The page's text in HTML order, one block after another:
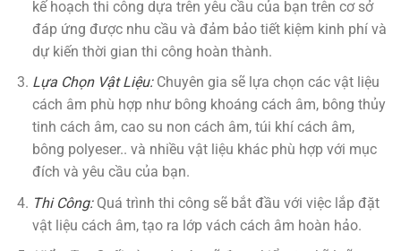
kế hoạch thi công dựa trên yêu cầu của bạn trên cơ sở
đáp ứng được nhu cầu và đảm bảo tiết kiệm kinh phí và
dự kiến thời gian thi công hoàn thành.
Lựa Chọn Vật Liệu:Chuyên gia sẽ lựa chọn các vật liệu
cách âm phù hợp như bông khoáng cách âm, bông thủy
tinh cách âm, cao su non cách âm, túi khí cách âm,
bông polyeser.. và nhiều vật liệu khác phù hợp với mục
đích và yêu cầu của bạn.
Thi Công:Quá trình thi công sẽ bắt đầu với việc lắp đặt
vật liệu cách âm, tạo ra lớp vách cách âm hoàn hảo.